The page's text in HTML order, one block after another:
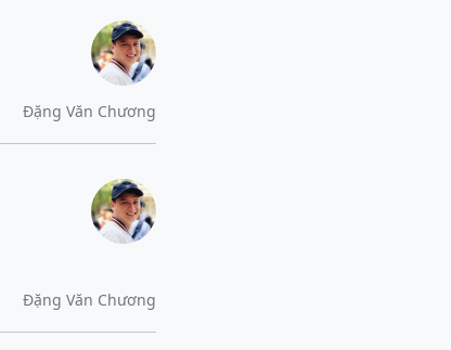
Đặng Văn Chương
Đặng Văn Chương